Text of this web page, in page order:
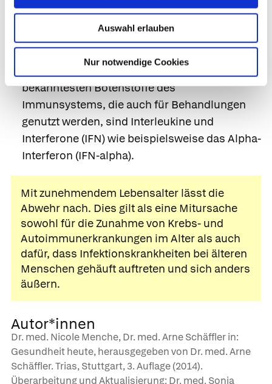
Auswahl erlauben
Nur notwendige Cookies
zueinander, sie können sich z. B. gegenseitig
hemmen oder aktivieren. Diese Beeinflussung
erfolgt teils direkt, teils durch von den
Abwehrzellen abgegebene Botenstoffe. Die
bekanntestenBotenstoffe des
Immunsystems, die auch für Behandlungen
genutzt werden, sind Interleukine und
Interferone (IFN) wie beispielsweise das Alpha-
Interferon (IFN-alpha).
Mit zunehmendem Lebensalter lässt die
Abwehr nach. Dies gilt als eine Mitursache
sowohl für die Zunahme von Krebs- und
Autoimmunerkrankungen im Alter als auch
dafür, dass Infektionskrankheiten bei älteren
Menschen gehäuft auftreten und sich anders
äußern.
Autor*innen
Dr. med. Nicole Menche, Dr. med. Arne Schäffler in:
Gesundheit heute, herausgegeben von Dr. med. Arne
Schäffler. Trias, Stuttgart, 3. Auflage (2014).
Überarbeitung und Aktualisierung: Dr. med. Sonja